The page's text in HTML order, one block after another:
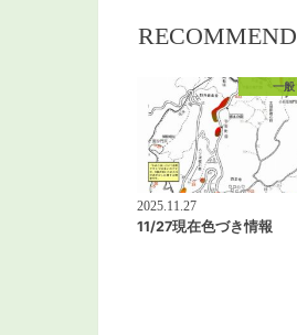
RECOMMEND
一般
2025.11.27
11/27現在色づき情報